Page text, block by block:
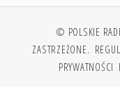
© POLSKIE
ZASTRZEŻONE.
PRYWATNOŚCI